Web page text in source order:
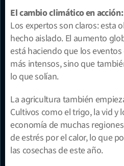
El cambio climático en acción:
Los expertos son claros: esta
hecho aislado. El aumento
está haciendo que los
más intensos, sino que
lo que solían.
La agricultura también
Cultivos como el trigo, la vid y
economía de muchas
de estrés por el calor, lo que
las cosechas de este año.